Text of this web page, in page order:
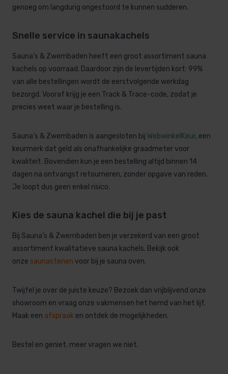
genoeg om langdurig ongestoord te kunnen sudderen.
Snelle service in saunakachels
Sauna’s & Zwembaden heeft een groot assortiment sauna
kachels op voorraad. Daardoor zijn de levertijden kort: 99%
van alle bestellingen wordt de eerstvolgende werkdag
bezorgd. Vooraf krijg je een Track & Trace-code, zodat je
precies weet waar je bestelling is.
Sauna’s & Zwembaden is aangesloten bij WebwinkelKeur, een
keurmerk dat geld als onafhankelijke graadmeter voor
kwaliteit. Bovendien kun je een bestelling altijd binnen 14
dagen na ontvangst retourneren, zonder opgave van reden.
Je loopt dus geen enkel risico.
Kies de sauna kachel die bij je past
Bij Sauna’s & Zwembaden ben je verzekerd van een groot
assortiment kwalitatieve sauna kachels. Bekijk ook
onze saunastenen voor bij je sauna oven.
Twijfel je over de juiste keuze? Bezoek dan vrijblijvend onze
showroom en vraag onze vakmensen het hemd van het lijf.
Maak een afspraak en ontdek de mogelijkheden.
Bestel en geniet, meer vragen we niet.